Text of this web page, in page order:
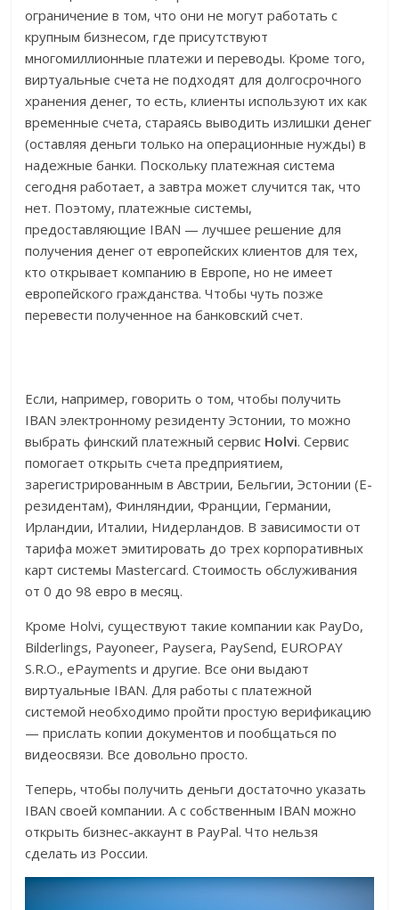
ограничение в том, что они не могут работать с
крупным бизнесом, где присутствуют
многомиллионные платежи и переводы. Кроме того,
виртуальные счета не подходят для долгосрочного
хранения денег, то есть, клиенты используют их как
временные счета, стараясь выводить излишки денег
(оставляя деньги только на операционные нужды) в
надежные банки. Поскольку платежная система
сегодня работает, а завтра может случится так, что
нет. Поэтому, платежные системы,
предоставляющие IBAN — лучшее решение для
получения денег от европейских клиентов для тех,
кто открывает компанию в Европе, но не имеет
европейского гражданства. Чтобы чуть позже
перевести полученное на банковский счет.
Если, например, говорить о том, чтобы получить
IBAN электронному резиденту Эстонии, то можно
выбрать финский платежный сервис Holvi. Сервис
помогает открыть счета предприятием,
зарегистрированным в Австрии, Бельгии, Эстонии (E-
резидентам), Финляндии, Франции, Германии,
Ирландии, Италии, Нидерландов. В зависимости от
тарифа может эмитировать до трех корпоративных
карт системы Mastercard. Стоимость обслуживания
от 0 до 98 евро в месяц.
Кроме Holvi, существуют такие компании как PayDo,
Bilderlings, Payoneer, Paysera, PaySend, EUROPAY
S.R.O., ePayments и другие. Все они выдают
виртуальные IBAN. Для работы с платежной
системой необходимо пройти простую верификацию
— прислать копии документов и пообщаться по
видеосвязи. Все довольно просто.
Теперь, чтобы получить деньги достаточно указать
IBAN своей компании. А с собственным IBAN можно
открыть бизнес-аккаунт в PayPal. Что нельзя
сделать из России.